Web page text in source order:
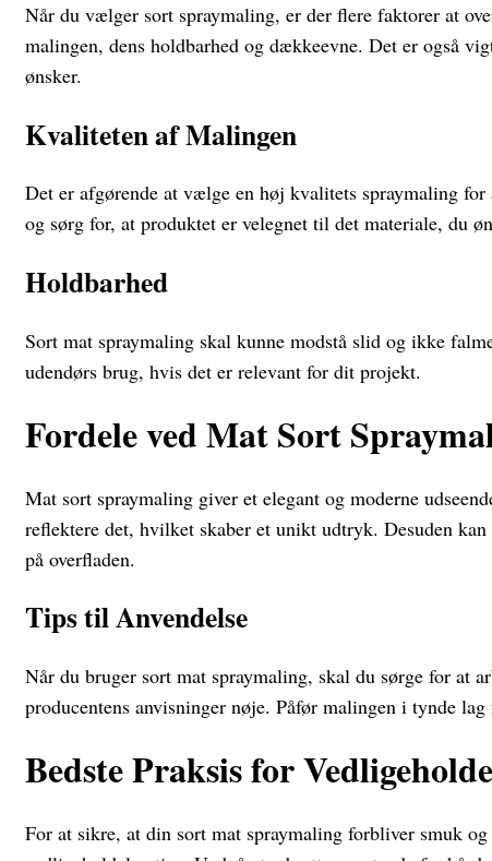
Når du vælger sort spraymaling, er der flere faktorer at
malingen, dens holdbarhed og dækkeevne. Det er også
ønsker.
Kvaliteten af Malingen
Det er afgørende at vælge en høj kvalitets spraymaling for
og sørg for, at produktet er velegnet til det materiale, du
Holdbarhed
Sort mat spraymaling skal kunne modstå slid og ikke
udendørs brug, hvis det er relevant for dit projekt.
Fordele ved Mat Sort
Mat sort spraymaling giver et elegant og moderne
reflektere det, hvilket skaber et unikt udtryk. Desuden
på overfladen.
Tips til Anvendelse
Når du bruger sort mat spraymaling, skal du sørge for at
producentens anvisninger nøje. Påfør malingen i tynde
Bedste Praksis for
For at sikre, at din sort mat spraymaling forbliver smuk